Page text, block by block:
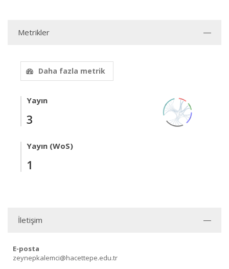
Metrikler
Daha fazla metrik
Yayın
3
Yayın (WoS)
1
İletişim
E-posta
zeynepkalemci@hacettepe.edu.tr